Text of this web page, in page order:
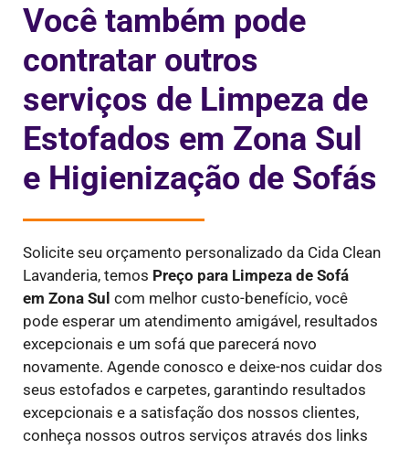
Você também pode
contratar outros
serviços de Limpeza de
Estofados em Zona Sul
e Higienização de Sofás
Solicite seu orçamento personalizado da Cida Clean
Lavanderia, temos Preço para Limpeza de Sofá
em Zona Sul com melhor custo-benefício, você
pode esperar um atendimento amigável, resultados
excepcionais e um sofá que parecerá novo
novamente. Agende conosco e deixe-nos cuidar dos
seus estofados e carpetes, garantindo resultados
excepcionais e a satisfação dos nossos clientes,
conheça nossos outros serviços através dos links